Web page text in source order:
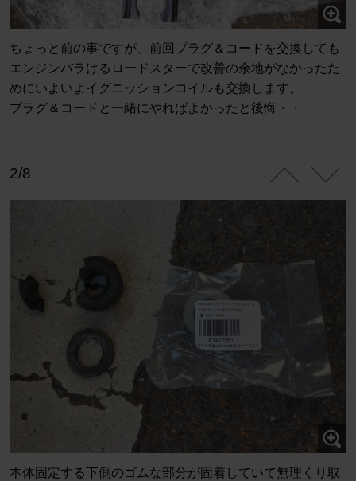
ちょっと前の事ですが、前回プラグ＆コードを交換しても
エンジンバラけるロードスターで改善の余地がなかったた
めにいよいよイグニッションコイルも交換します。
プラグ＆コードと一緒にやればよかったと後悔・・
2/8
本体固定する下側のゴムな部分が固着していて無理くり取